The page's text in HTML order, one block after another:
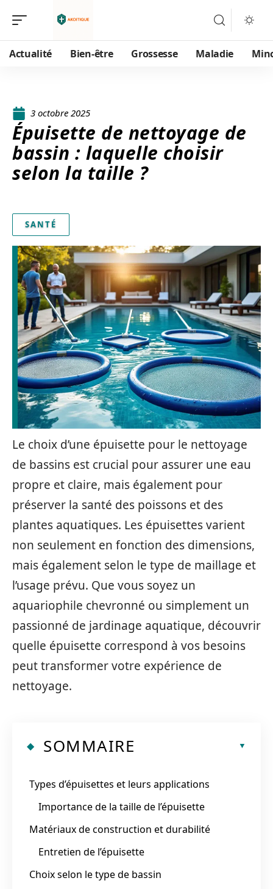
Actualité Bien-être Grossesse Maladie
3 octobre 2025
Épuisette de nettoyage de
bassin : laquelle choisir
selon la taille ?
SANTÉ
Le choix d’une épuisette pour le nettoyage
de bassins est crucial pour assurer une eau
propre et claire, mais également pour
préserver la santé des poissons et des
plantes aquatiques. Les épuisettes varient
non seulement en fonction des dimensions,
mais également selon le type de maillage et
l’usage prévu. Que vous soyez un
aquariophile chevronné ou simplement un
passionné de jardinage aquatique, découvrir
quelle épuisette correspond à vos besoins
peut transformer votre expérience de
nettoyage.
SOMMAIRE
Types d’épuisettes et leurs applications
Importance de la taille de l’épuisette
Matériaux de construction et durabilité
Entretien de l’épuisette
Choix selon le type de bassin